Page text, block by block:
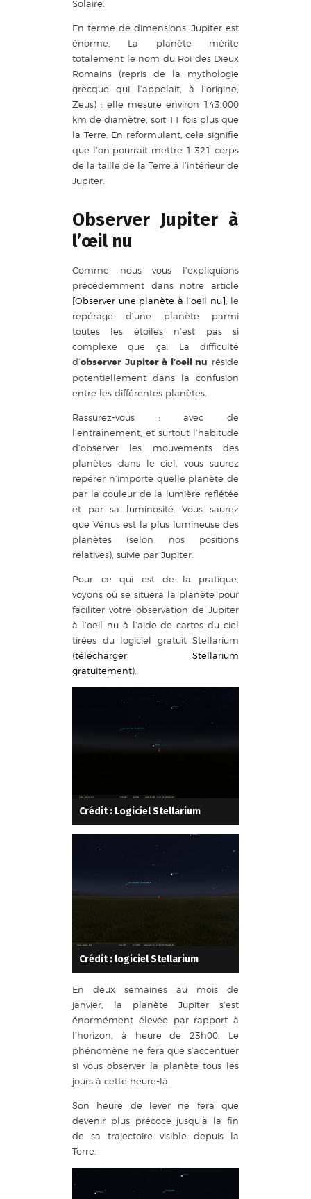
Solaire.
En terme de dimensions, Jupiter est
énorme. La planète mérite
totalement le nom du Roi des Dieux
Romains (repris de la mythologie
grecque qui l’appelait, à l’origine,
Zeus) : elle mesure environ 143.000
km de diamètre, soit 11 fois plus que
la Terre. En reformulant, cela signifie
que l’on pourrait mettre 1 321 corps
de la taille de la Terre à l’intérieur de
Jupiter.
Observer Jupiter à
l’œil nu
Comme nous vous l’expliquions
précédemment dans notre article
[Observer une planète à l’oeil nu], le
repérage d’une planète parmi
toutes les étoiles n’est pas si
complexe que ça. La difficulté
d’observer Jupiter à l’oeil nu réside
potentiellement dans la confusion
entre les différentes planètes.
Rassurez-vous : avec de
l’entraînement, et surtout l’habitude
d’observer les mouvements des
planètes dans le ciel, vous saurez
repérer n’importe quelle planète de
par la couleur de la lumière reflétée
et par sa luminosité. Vous saurez
que Vénus est la plus lumineuse des
planètes (selon nos positions
relatives), suivie par Jupiter.
Pour ce qui est de la pratique,
voyons où se situera la planète pour
faciliter votre observation de Jupiter
à l’oeil nu à l’aide de cartes du ciel
tirées du logiciel gratuit Stellarium
(télécharger Stellarium
gratuitement).
Crédit : Logiciel Stellarium
Crédit : logiciel Stellarium
En deux semaines au mois de
janvier, la planète Jupiter s’est
énormément élevée par rapport à
l’horizon, à heure de 23h00. Le
phénomène ne fera que s’accentuer
si vous observer la planète tous les
jours à cette heure-là.
Son heure de lever ne fera que
devenir plus précoce jusqu’à la fin
de sa trajectoire visible depuis la
Terre.